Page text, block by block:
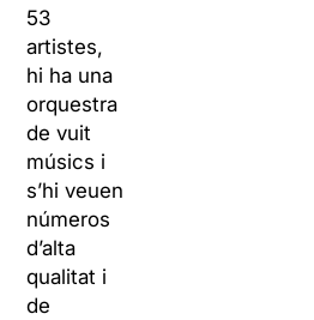
53
artistes,
hi ha una
orquestra
de vuit
músics i
s’hi veuen
números
d’alta
qualitat i
de